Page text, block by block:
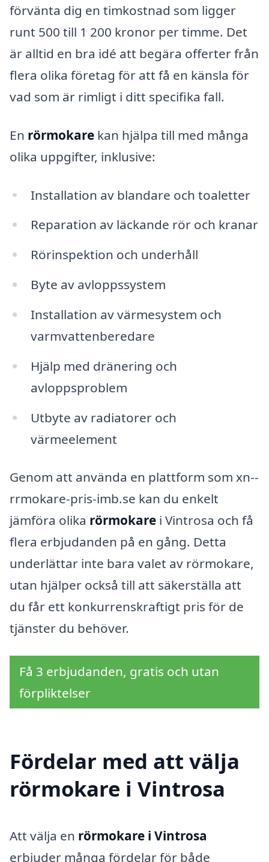
förvänta dig en timkostnad som ligger
runt 500 till 1 200 kronor per timme. Det
är alltid en bra idé att begära offerter från
flera olika företag för att få en känsla för
vad som är rimligt i ditt specifika fall.
En rörmokare kan hjälpa till med många
olika uppgifter, inklusive:
Installation av blandare och toaletter
Reparation av läckande rör och kranar
Rörinspektion och underhåll
Byte av avloppssystem
Installation av värmesystem och
varmvattenberedare
Hjälp med dränering och
avloppsproblem
Utbyte av radiatorer och
värmeelement
Genom att använda en plattform som xn--
rrmokare-pris-imb.se kan du enkelt
jämföra olika rörmokare i Vintrosa och få
flera erbjudanden på en gång. Detta
underlättar inte bara valet av rörmokare,
utan hjälper också till att säkerställa att
du får ett konkurrenskraftigt pris för de
tjänster du behöver.
Få 3 erbjudanden, gratis och utan
förpliktelser
Fördelar med att välja
rörmokare i Vintrosa
Att välja en rörmokare i Vintrosa
erbjuder många fördelar för både